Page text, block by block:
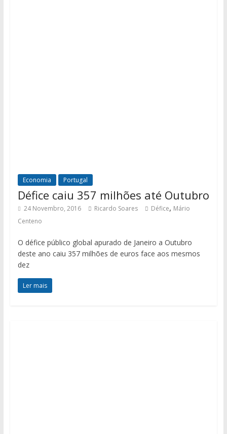
Economia Portugal
Défice caiu 357 milhões até Outubro
24 Novembro, 2016 Ricardo Soares Défice, Mário
Centeno
O défice público global apurado de Janeiro a Outubro
deste ano caiu 357 milhões de euros face aos mesmos
dez
Ler mais